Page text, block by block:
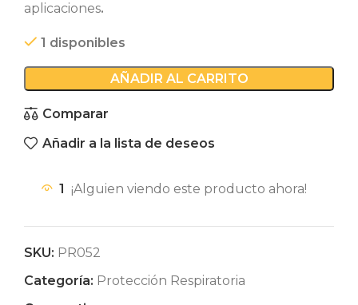
aplicaciones.
1 disponibles
AÑADIR AL CARRITO
Comparar
Añadir a la lista de deseos
1 ¡Alguien viendo este producto ahora!
SKU: PR052
Categoría: Protección Respiratoria